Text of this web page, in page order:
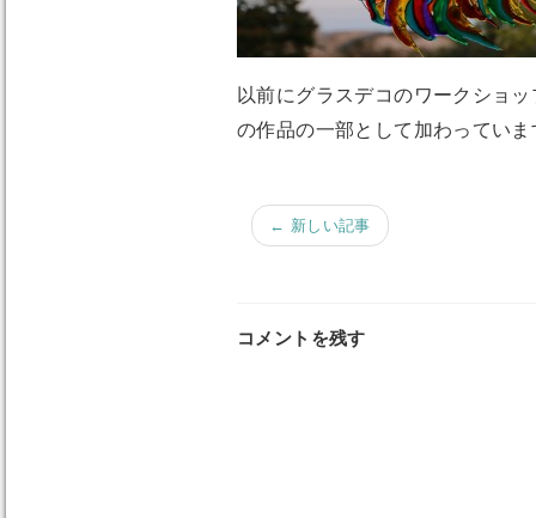
以前にグラスデコのワークショ
の作品の一部として加わってい
← 新しい記事
コメントを残す